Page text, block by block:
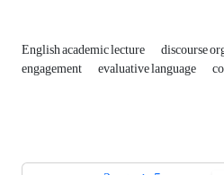
English academic lecture discourse
engagement evaluative language